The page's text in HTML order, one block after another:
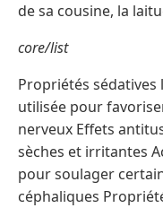
de sa cousine, la
core/list
Propriétés
utilisée pour
nerveux Effets
sèches et irritantes
pour soulager
céphaliques